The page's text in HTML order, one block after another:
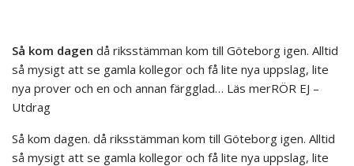
Så kom dagen då riksstämman kom till Göteborg igen. Alltid
så mysigt att se gamla kollegor och få lite nya uppslag, lite
nya prover och en och annan färgglad… Läs merRÖR EJ –
Utdrag
Så kom dagen. då riksstämman kom till Göteborg igen. Alltid
så mysigt att se gamla kollegor och få lite nya uppslag, lite